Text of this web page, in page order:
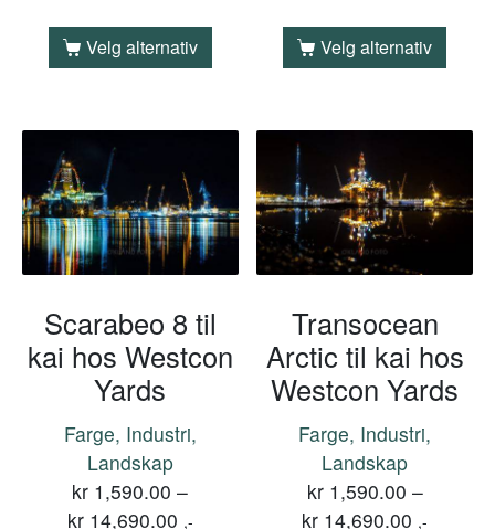
Velg alternativ Velg alternativ
Scarabeo 8 til
kai hos Westcon
Yards
Farge, Industri,
Landskap
kr 1,590.00 –
kr14,690.00 ,-
Transocean
Arctic til kai hos
Westcon Yards
Farge, Industri,
Landskap
kr1,590.00 –
kr 14,690.00 ,-